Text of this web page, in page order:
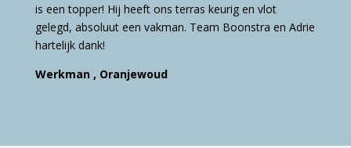
is een topper! Hij heeft ons terras keurig en vlot
gelegd, absoluut een vakman. Team Boonstra en Adrie
hartelijk dank!
Werkman , Oranjewoud